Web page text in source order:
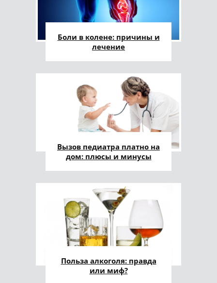
Боли в колене: причины и
лечение
Вызов педиатра платно на
дом: плюсы и минусы
Польза алкоголя: правда
или миф?